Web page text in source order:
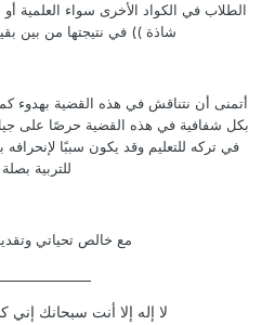
الطلاب في الكواد الأخرى سواء العلمية أو
شاذة )) في نتيجتها من بين
أتمنى أن نتناقش في هذه القضية بهدوء كما
بكل شفافية في هذه القضية حرصًا على
في تركه للتعليم وقد يكون سببًا لإنحرافه
للتربية بصلة .
مع خالص تحياتي
لا إله إلا أنت سبحانك إني